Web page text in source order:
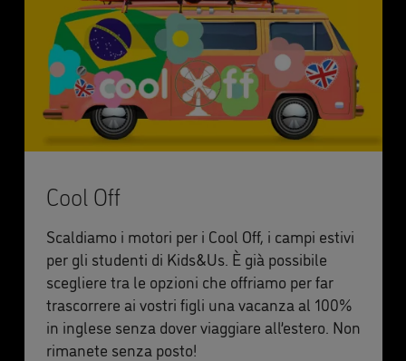
Cool Off
Scaldiamo i motori per i Cool Off, i campi estivi
per gli studenti di Kids&Us. È già possibile
scegliere tra le opzioni che offriamo per far
trascorrere ai vostri figli una vacanza al 100%
in inglese senza dover viaggiare all’estero. Non
rimanete senza posto!